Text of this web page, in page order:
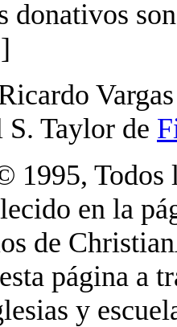
donativos
Taylor de
1995, Todos
en la
de
página a
y